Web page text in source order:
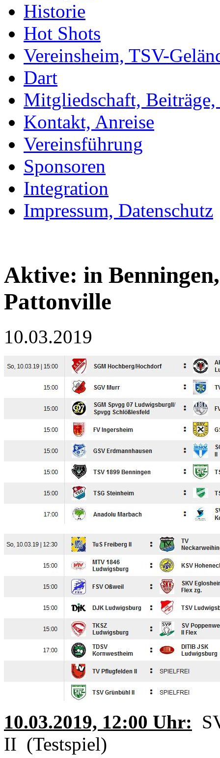
Historie
Hot Shots
Vereinsheim, TSV-
Dart
Mitgliedschaft,
Kontakt, Anreise
Vereinsführung
Sponsoren
Integration
Impressum, Datenschutz
Aktive: in
Pattonville
10.03.2019
10.03.2019, 12:00 Uhr:
II (Testspiel)